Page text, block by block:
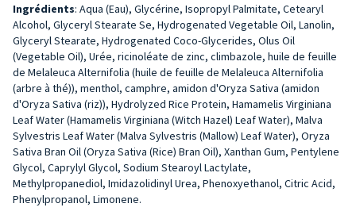
Ingrédients: Aqua (Eau), Glycérine, Isopropyl Palmitate, Cetearyl
Alcohol, Glyceryl Stearate Se, Hydrogenated Vegetable Oil, Lanolin,
Glyceryl Stearate, Hydrogenated Coco-Glycerides, Olus Oil
(Vegetable Oil), Urée, ricinoléate de zinc, climbazole, huile de feuille
de Melaleuca Alternifolia (huile de feuille de Melaleuca Alternifolia
(arbre à thé)), menthol, camphre, amidon d'Oryza Sativa (amidon
d'Oryza Sativa (riz)), Hydrolyzed Rice Protein, Hamamelis Virginiana
Leaf Water (Hamamelis Virginiana (Witch Hazel) Leaf Water), Malva
Sylvestris Leaf Water (Malva Sylvestris (Mallow) Leaf Water), Oryza
Sativa Bran Oil (Oryza Sativa (Rice) Bran Oil), Xanthan Gum, Pentylene
Glycol, Caprylyl Glycol, Sodium Stearoyl Lactylate,
Methylpropanediol, Imidazolidinyl Urea, Phenoxyethanol, Citric Acid,
Phenylpropanol, Limonene.